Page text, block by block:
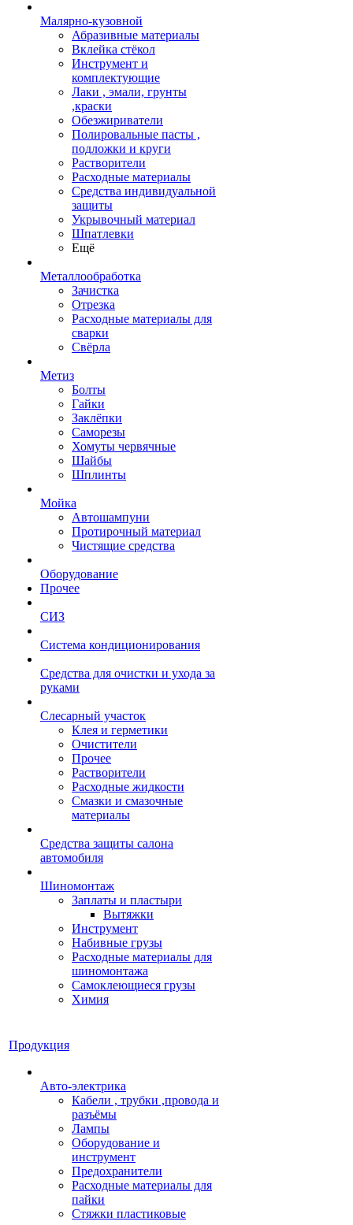
Малярно-кузовной
Абразивные материалы
Вклейка стёкол
Инструмент и
комплектующие
Лаки , эмали, грунты
,краски
Обезжириватели
Полировальные пасты ,
подложки и круги
Растворители
Расходные материалы
Средства индивидуальной
защиты
Укрывочный материал
Шпатлевки
Ещё
Металлообработка
Зачистка
Отрезка
Расходные материалы для
сварки
Свёрла
Метиз
Болты
Гайки
Заклёпки
Саморезы
Хомуты червячные
Шайбы
Шплинты
Мойка
Автошампуни
Протирочный материал
Чистящие средства
Оборудование
Прочее
СИЗ
Система кондиционирования
Средства для очистки и ухода за
руками
Слесарный участок
Клея и герметики
Очистители
Прочее
Растворители
Расходные жидкости
Смазки и смазочные
материалы
Средства защиты салона
автомобиля
Шиномонтаж
Заплаты и пластыри
Вытяжки
Инструмент
Набивные грузы
Расходные материалы для
шиномонтажа
Самоклеющиеся грузы
Химия
Продукция
Авто-электрика
Кабели , трубки ,провода и
разъёмы
Лампы
Оборудование и
инструмент
Предохранители
Расходные материалы для
пайки
Стяжки пластиковые